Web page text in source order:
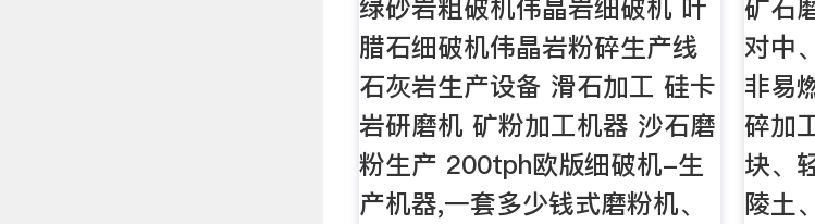
绿砂岩粗破机伟晶岩细破机 叶
腊石细破机伟晶岩粉碎生产线
石灰岩生产设备 滑石加工 硅卡
岩研磨机 矿粉加工机器 沙石磨
粉生产 200tph欧版细破机-生
产机器,一套多少钱式磨粉机、
矿石
对中
非易
碎加
块、
陵土